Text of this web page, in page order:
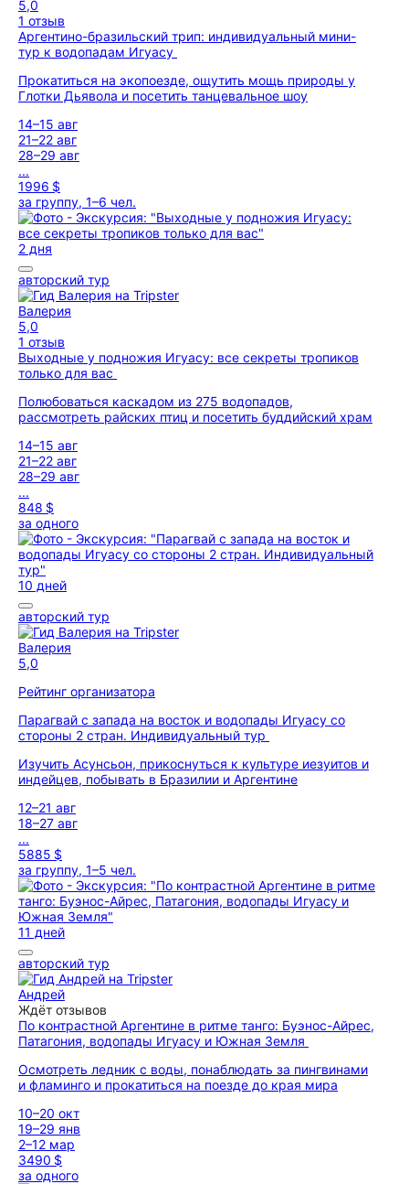
5,0
1 отзыв
Аргентино-бразильский трип: индивидуальный мини-
тур к водопадам Игуасу
Прокатиться на экопоезде, ощутить мощь природы у
Глотки Дьявола и посетить танцевальное шоу
14–15 авг
21–22 авг
28–29 авг
...
1996 $
за группу, 1–6 чел.
2 дня
авторский тур
Валерия
5,0
1 отзыв
Выходные у подножия Игуасу: все секреты тропиков
только для вас
Полюбоваться каскадом из 275 водопадов,
рассмотреть райских птиц и посетить буддийский храм
14–15 авг
21–22 авг
28–29 авг
...
848 $
за одного
10 дней
авторский тур
Валерия
5,0
Рейтинг организатора
Парагвай с запада на восток и водопады Игуасу со
стороны 2 стран. Индивидуальный тур
Изучить Асунсьон, прикоснуться к культуре иезуитов и
индейцев, побывать в Бразилии и Аргентине
12–21 авг
18–27 авг
...
5885 $
за группу, 1–5 чел.
11 дней
авторский тур
Андрей
Ждёт отзывов
По контрастной Аргентине в ритме танго: Буэнос-Айрес,
Патагония, водопады Игуасу и Южная Земля
Осмотреть ледник с воды, понаблюдать за пингвинами
и фламинго и прокатиться на поезде до края мира
10–20 окт
19–29 янв
2–12 мар
3490 $
за одного